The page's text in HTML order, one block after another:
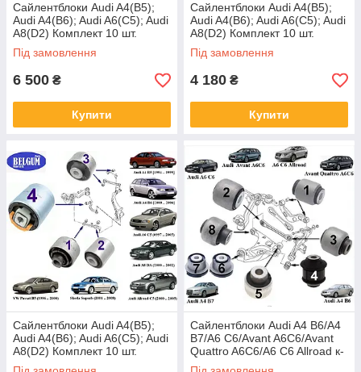
Сайлентблоки Audi A4(B5);
Audi A4(B6); Audi A6(C5); Audi
A8(D2) Комплект 10 шт.
ПЕРЕДНЯ ПІДВІСКА
Під замовлення
6 500 ₴
Купити
Сайлентблоки Audi A4(B5);
Audi A4(B6); Audi A6(C5); Audi
A8(D2) Комплект 10 шт.
ПЕРЕДНЯ ПІДВІСКА
Під замовлення
4 180 ₴
Купити
Сайлентблоки Audi A4(B5);
Audi A4(B6); Audi A6(C5); Audi
A8(D2) Комплект 10 шт.
ПЕРЕДНЯ ПІДВІСКА
Сайлентблоки Audi A4 B6/A4
B7/A6 C6/Avant A6C6/Avant
Quattro A6C6/A6 C6 Allroad к-
кт 18шт Belgum